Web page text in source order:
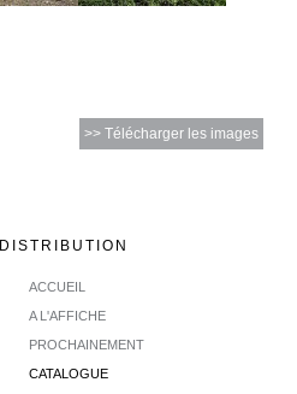
>> Télécharger les images
DISTRIBUTION
ACCUEIL
A L'AFFICHE
PROCHAINEMENT
CATALOGUE